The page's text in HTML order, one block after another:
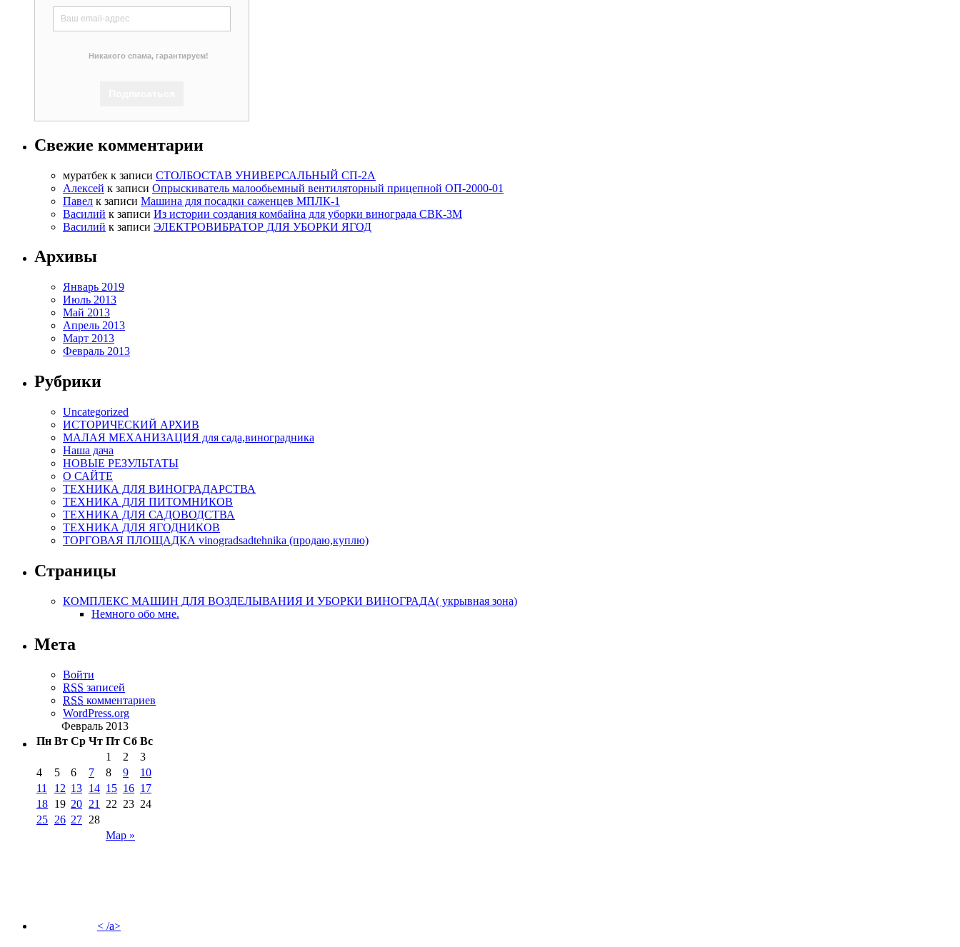
Никакого спама, гарантируем!
Свежие комментарии
муратбек к записи СТОЛБОСТАВ УНИВЕРСАЛЬНЫЙ СП-2А
Алексей к записи Опрыскиватель малообьемный вентиляторный прицепной ОП-2000-01
Павел к записи Машина для посадки саженцев МПЛК-1
Василий к записи Из истории создания комбайна для уборки винограда СВК-3М
Василий к записи ЭЛЕКТРОВИБРАТОР ДЛЯ УБОРКИ ЯГОД
Архивы
Январь 2019
Июль 2013
Май 2013
Апрель 2013
Март 2013
Февраль 2013
Рубрики
Uncategorized
ИСТОРИЧЕСКИЙ АРХИВ
МАЛАЯ МЕХАНИЗАЦИЯ для сада,виноградника
Наша дача
НОВЫЕ РЕЗУЛЬТАТЫ
О САЙТЕ
ТЕХНИКА ДЛЯ ВИНОГРАДАРСТВА
ТЕХНИКА ДЛЯ ПИТОМНИКОВ
ТЕХНИКА ДЛЯ САДОВОДСТВА
ТЕХНИКА ДЛЯ ЯГОДНИКОВ
ТОРГОВАЯ ПЛОЩАДКА vinogradsadtehnika (продаю,куплю)
Страницы
КОМПЛЕКС МАШИН ДЛЯ ВОЗДЕЛЫВАНИЯ И УБОРКИ ВИНОГРАДА( укрывная зона)
Немного обо мне.
Мета
Войти
RSS записей
RSS комментариев
WordPress.org
Февраль 2013
Пн Вт Ср Чт Пт Сб Вс
Мар »
1 2
3
4
5 6 7 8 9
10
11
12 13 14 15 16 17
18 19 20 21 22 23 24
25 26 27 28
< /a>